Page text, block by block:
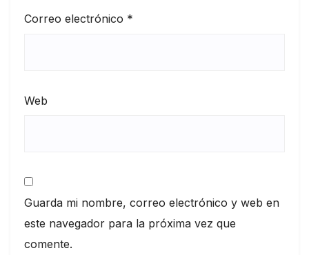
Correo electrónico *
Web
Guarda mi nombre, correo electrónico y web en
este navegador para la próxima vez que
comente.